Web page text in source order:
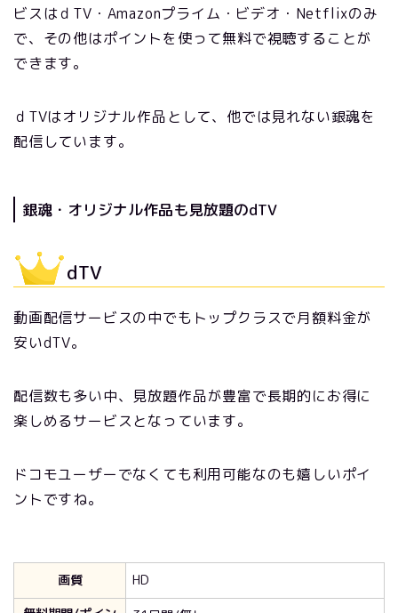
ビスはｄTV・Amazonプライム・ビデオ・Netflixのみ
で、その他はポイントを使って無料で視聴することが
できます。
ｄTVはオリジナル作品として、他では見れない銀魂を
配信しています。
銀魂・オリジナル作品も見放題のdTV
dTV
動画配信サービスの中でもトップクラスで月額料金が
安いdTV。
配信数も多い中、見放題作品が豊富で長期的にお得に
楽しめるサービスとなっています。
ドコモユーザーでなくても利用可能なのも嬉しいポイ
ントですね。
画質
HD